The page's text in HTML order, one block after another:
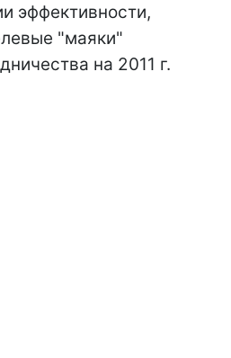
эффективности,
"маяки"
на 2011 г.